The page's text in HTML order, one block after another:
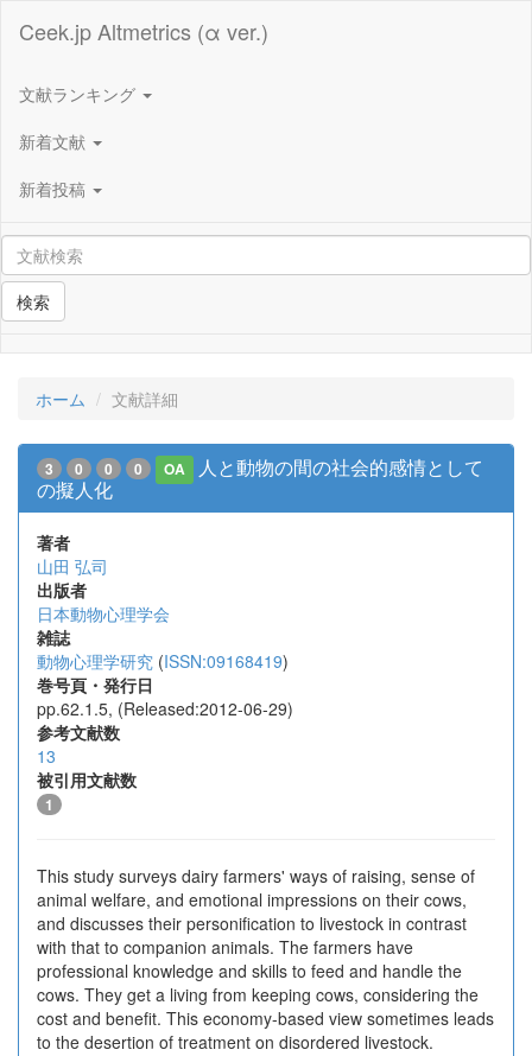
Ceek.jp Altmetrics (α ver.)
文献ランキング
新着文献
新着投稿
検索
ホーム 文献詳細
3 0 0 0 OA
人と動物の間の社会的感情として
の擬人化
著者
山田 弘司
出版者
日本動物心理学会
雑誌
動物心理学研究 (ISSN:09168419)
巻号頁・発行日
pp.62.1.5, (Released:2012-06-29)
参考文献数
13
被引用文献数
1
This study surveys dairy farmers' ways of raising, sense of
animal welfare, and emotional impressions on their cows,
and discusses their personification to livestock in contrast
with that to companion animals. The farmers have
professional knowledge and skills to feed and handle the
cows. They get a living from keeping cows, considering the
cost and benefit. This economy-based view sometimes leads
to the desertion of treatment on disordered livestock.